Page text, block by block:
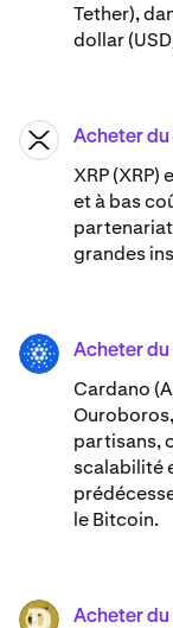
Tether),
dollar
XRP Acheter du
XRP
et à bas
grandes
ADA Acheter du
Cardano
partisans,
scalabilité
le Bitcoin.
DOGE Acheter du